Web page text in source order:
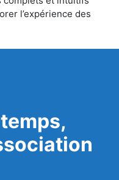
l’expérience des